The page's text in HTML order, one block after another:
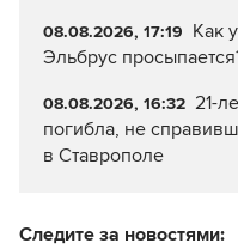
08.08.2026, 17:19 Как
Эльбрус
08.08.2026, 16:32 21-
погибла, не
в Ставрополе
Следите за новостями: